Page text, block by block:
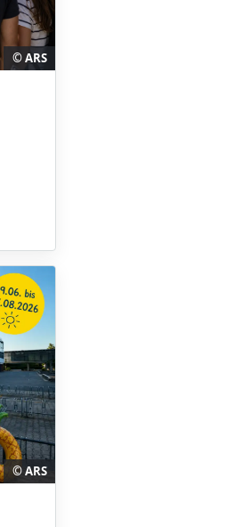
© ARS
© ARS